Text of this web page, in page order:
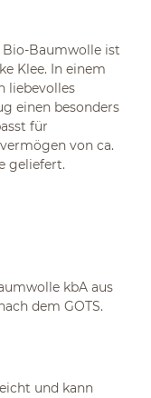
Bio-Baumwolle ist
Klee. In einem
liebevolles
einen besonders
für
von ca.
geliefert.
kbA aus
dem GOTS.
und kann